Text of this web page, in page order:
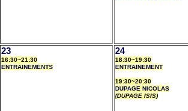
23
16:30~21:30
ENTRAINEMENTS
24
18:30~19:30
ENTRAINEMENT
19:30~20:30
DUPAGE NICOLAS
(DUPAGE ISIS)